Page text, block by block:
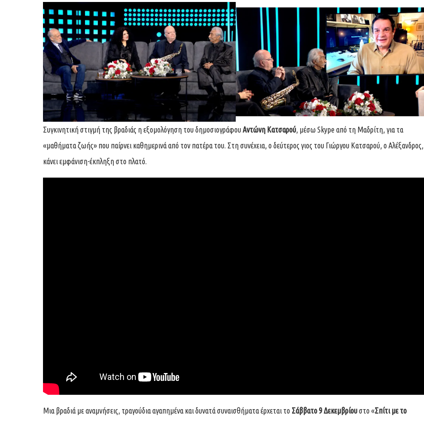
Συγκινητική στιγμή της βραδιάς η εξομολόγηση του δημοσιογράφουΑντώνη Κατσαρού, μέσω Skype από τη Μαδρίτη, για τα
«μαθήματα ζωής» που παίρνει καθημερινά από τον πατέρα του. Στη συνέχεια, ο δεύτερος γιος του Γιώργου Κατσαρού, ο Αλέξανδρος,
κάνει εμφάνιση-έκπληξη στο πλατό.
Μια βραδιά με αναμνήσεις, τραγούδια αγαπημένα και δυνατά συναισθήματα έρχεται το Σάββατο 9 Δεκεμβρίουστο «Σπίτι με το